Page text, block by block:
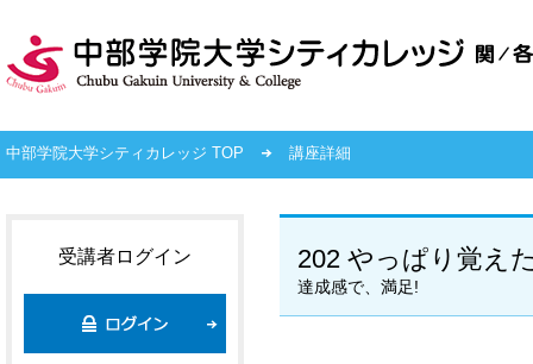
中部学院大学シティカレッジ TOP 講座詳細
202 やっぱり覚え
達成感で、満足!
受講者ログイン